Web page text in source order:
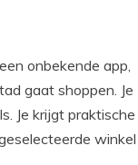
onbekende
gaat shoppen.
Je krijgt